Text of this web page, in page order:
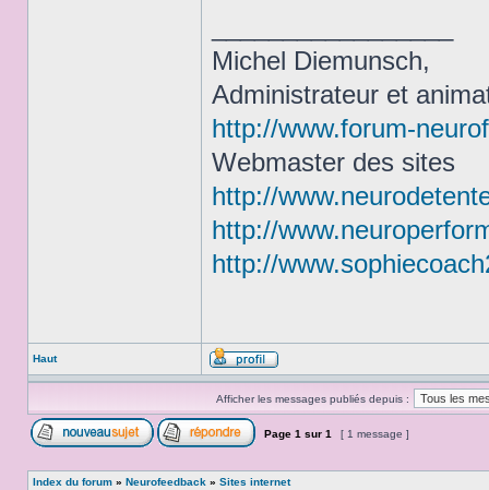
Michel Diemunsch,
Administrateur et
http://www.forum-
Webmaster des sites
http://
http://
http://
Haut
Afficher les messages publiés depuis :
Page 1 sur 1 [ 1 message ]
Index du forum » Neurofeedback » Sites internet